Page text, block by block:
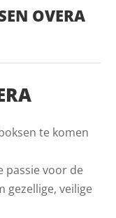
OVERA
te komen
passie voor de
gezellige, veilige